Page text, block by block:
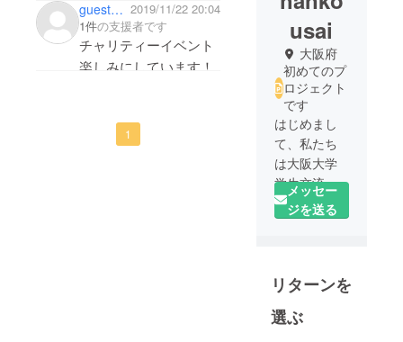
guest78baa3335844 2019/11/22 20:04
1件の支援者です
チャリティーイベント
楽しみにしています！
1
usai
大阪府
初めてのプ
ロジェクト
です
はじめまし
て、私たち
は大阪大学
学生交流イ
ベント団体
「OUP」で
圏の大学生
200名規模の
メッセー
ジを送る
リターンを
選ぶ